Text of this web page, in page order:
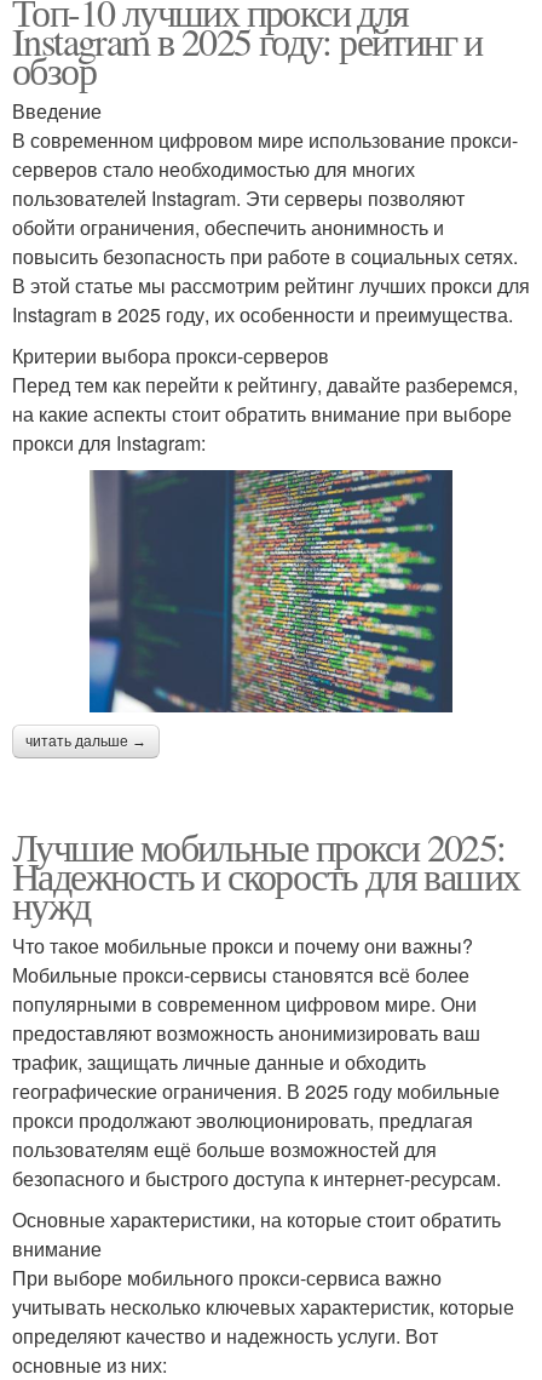
Топ-10 лучших прокси для
Instagram в 2025 году: рейтинг и
обзор
Введение
В современном цифровом мире использование прокси-
серверов стало необходимостью для многих
пользователей Instagram. Эти серверы позволяют
обойти ограничения, обеспечить анонимность и
повысить безопасность при работе в социальных сетях.
В этой статье мы рассмотрим рейтинг лучших прокси для
Instagram в 2025 году, их особенности и преимущества.
Критерии выбора прокси-серверов
Перед тем как перейти к рейтингу, давайте разберемся,
на какие аспекты стоит обратить внимание при выборе
прокси для Instagram:
читать дальше →
Лучшие мобильные прокси 2025:
Надежность и скорость для ваших
нужд
Что такое мобильные прокси и почему они важны?
Мобильные прокси-сервисы становятся всё более
популярными в современном цифровом мире. Они
предоставляют возможность анонимизировать ваш
трафик, защищать личные данные и обходить
географические ограничения. В 2025 году мобильные
прокси продолжают эволюционировать, предлагая
пользователям ещё больше возможностей для
безопасного и быстрого доступа к интернет-ресурсам.
Основные характеристики, на которые стоит обратить
внимание
При выборе мобильного прокси-сервиса важно
учитывать несколько ключевых характеристик, которые
определяют качество и надежность услуги. Вот
основные из них: